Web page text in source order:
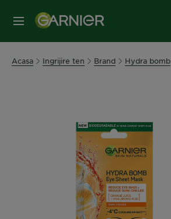
MENIU
Acasa Ingrijire ten Brand Hydra bomb